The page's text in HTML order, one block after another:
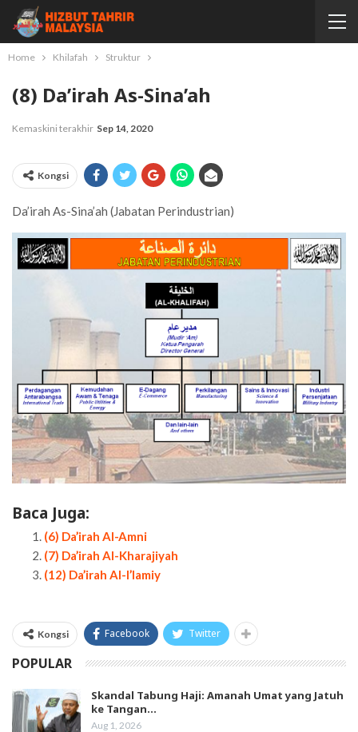
Home Khilafah Struktur
(8) Da’irah As-Sina’ah
Kemaskini terakhir Sep 14, 2020
Kongsi
Da’irah As-Sina’ah (Jabatan Perindustrian)
Baca Juga:
(6) Da’irah Al-Amni
(7) Da’irah Al-Kharajiyah
(12) Da’irah Al-I’lamiy
Kongsi Facebook Twitter
POPULAR
Skandal Tabung Haji: Amanah Umat yang Jatuh
ke Tangan…
Aug 1, 2026